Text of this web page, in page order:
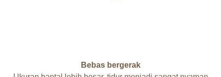
Bebas bergerak